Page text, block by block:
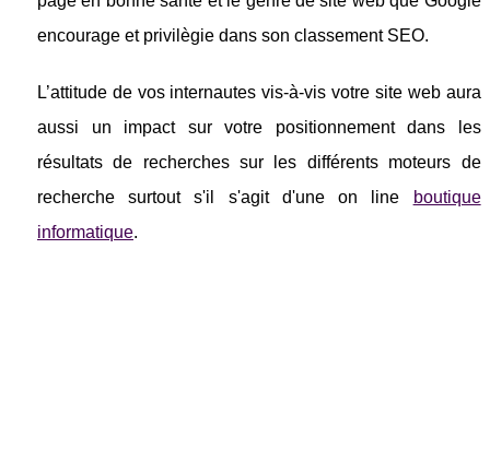
encourage et privilègie dans son classement SEO.
L’attitude de vos internautes vis-à-vis votre site web aura
aussi un impact sur votre positionnement dans les
résultats de recherches sur les différents moteurs de
recherche surtout s'il s'agit d'une on line
boutique
informatique.